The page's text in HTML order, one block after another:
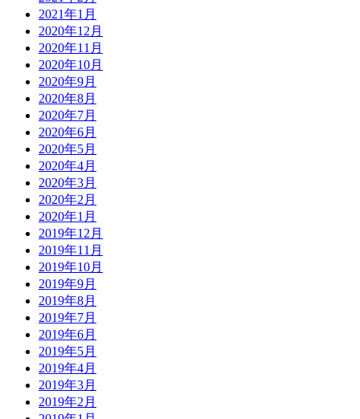
2021年1月
2020年12月
2020年11月
2020年10月
2020年9月
2020年8月
2020年7月
2020年6月
2020年5月
2020年4月
2020年3月
2020年2月
2020年1月
2019年12月
2019年11月
2019年10月
2019年9月
2019年8月
2019年7月
2019年6月
2019年5月
2019年4月
2019年3月
2019年2月